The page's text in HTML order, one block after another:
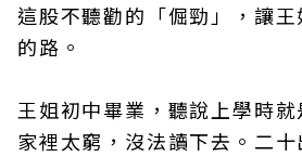
這股不聽勸的「倔勁」，讓
的路。
王姐初中畢業，聽說上學時
家裡太窮，沒法讀下去。二